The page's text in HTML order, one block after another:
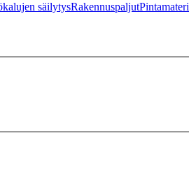
säilytysRakennuspaljut